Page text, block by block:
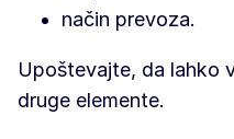
način prevoza.
Upoštevajte, da lahko
druge elemente.